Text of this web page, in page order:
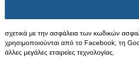
σχετικά με την ασφάλεια των κωδικών
χρησιμοποιούνται από το Facebook, τη
άλλες μεγάλες εταιρείες τεχνολογίας.